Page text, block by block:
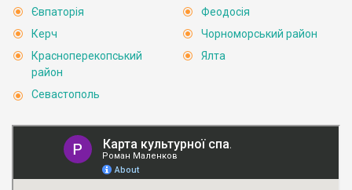
Євпаторія
Керч
Красноперекопський
район
Севастополь
Феодосія
Чорноморський район
Ялта